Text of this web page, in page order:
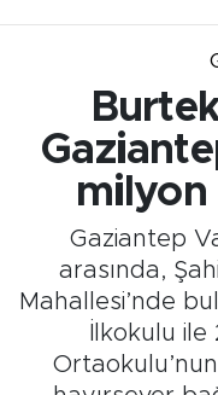
milyon
Gaziantep
arasında,
Mahallesi’nde
İlkokulu
Süper Lig
Son Dakika
Haber Arşivi